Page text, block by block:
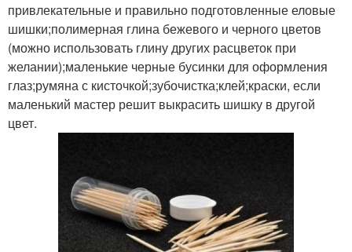
привлекательные и правильно подготовленные еловые
шишки;полимерная глина бежевого и черного цветов
(можно использовать глину других расцветок при
желании);маленькие черные бусинки для оформления
глаз;румяна с кисточкой;зубочистка;клей;краски, если
маленький мастер решит выкрасить шишку в другой
цвет.